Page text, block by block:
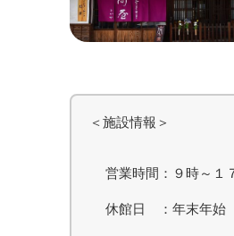
すべて
ツアー
矢掛ってどこ？
ABOUT US
＜施設情報＞
営業時間：９時～１
休館日 ：年末年始